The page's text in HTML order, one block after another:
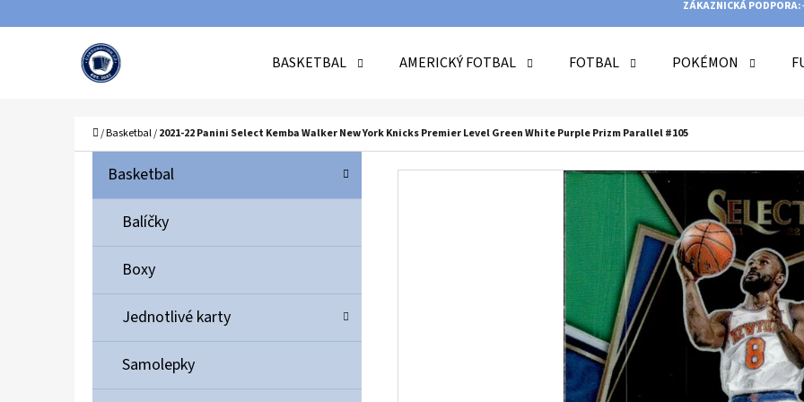
ZÁKAZNICKÁ PODPORA:
BASKETBAL AMERICKÝ FOTBAL FOTBAL POKÉMON
Domů
/Basketbal/2021-22 Panini Select Kemba Walker New York Knicks Premier Level Green White Purple Prizm Parallel #105
Přeskočit
kategorie
K
T
G
R
E
Basketbal
Balíčky
Boxy
Jednotlivé karty
Samolepky
Zpět
Zpět
HLEDAT
DOPORUČUJEME